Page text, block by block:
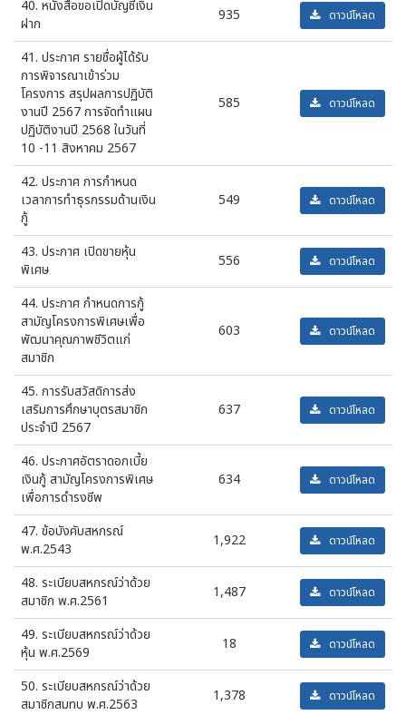
40. หนังสือขอเปิดบัญชีเงิน
ฝาก
935 ดาวน์โหลด
41. ประกาศ รายชื่อผู้ได้รับ
การพิจารณาเข้าร่วม
โครงการ สรุปผลการปฏิบัติ
งานปี 2567 การจัดทำแผน
ปฏิบัติงานปี 2568 ในวันที่
10 -11 สิงหาคม 2567
585 ดาวน์โหลด
42. ประกาศ การกำหนด
เวลาการทำธุรกรรมด้านเงิน
กู้
549 ดาวน์โหลด
43. ประกาศ เปิดขายหุ้น
พิเศษ
556 ดาวน์โหลด
44. ประกาศ กำหนดการกู้
สามัญโครงการพิเศษเพื่อ
พัฒนาคุณภาพชีวิตแก่
สมาชิก
603 ดาวน์โหลด
45. การรับสวัสดิการส่ง
เสริมการศึกษาบุตรสมาชิก
ประจำปี 2567
637 ดาวน์โหลด
46. ประกาศอัตราดอกเบี้ย
เงินกู้ สามัญโครงการพิเศษ
เพื่อการดำรงชีพ
634 ดาวน์โหลด
47. ข้อบังคับสหกรณ์
พ.ศ.2543
1,922 ดาวน์โหลด
48. ระเบียบสหกรณ์ว่าด้วย
สมาชิก พ.ศ.2561
1,487 ดาวน์โหลด
49. ระเบียบสหกรณ์ว่าด้วย
หุ้น พ.ศ.2569
18 ดาวน์โหลด
50. ระเบียบสหกรณ์ว่าด้วย
สมาชิกสมทบ พ.ศ.2563
1,378 ดาวน์โหลด